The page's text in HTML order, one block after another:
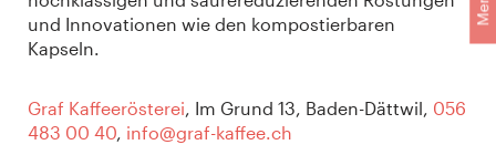
und Innovationen wie den kompostierbaren
Kapseln.
Graf Kaffeerösterei , Im Grund 13, Baden-Dättwil, 056
483 00 40 info@graf-kaffee.ch